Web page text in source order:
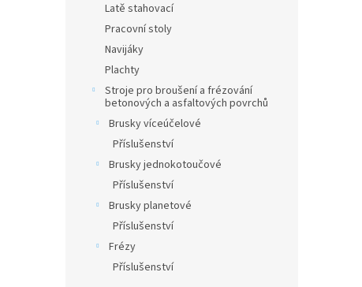
Latě stahovací
Pracovní stoly
Navijáky
Plachty
Stroje pro broušení a frézování
betonových a asfaltových povrchů
Brusky víceúčelové
Příslušenství
Brusky jednokotoučové
Příslušenství
Brusky planetové
Příslušenství
Frézy
Příslušenství